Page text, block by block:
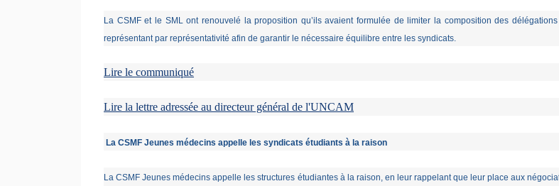
La CSMF et le SML ont renouvelé la proposition qu’ils avaient formulée de limiter la composition des
représentant par représentativité afin de garantir le nécessaire équilibre entre les syndicats.
Lire le communiqué
Lire la lettre adressée au directeur général de l'UNCAM
La CSMF Jeunes médecins appelle les syndicats étudiants à la raison
La CSMF Jeunes médecins appelle les structures étudiantes à la raison, en leur rappelant que leur place aux